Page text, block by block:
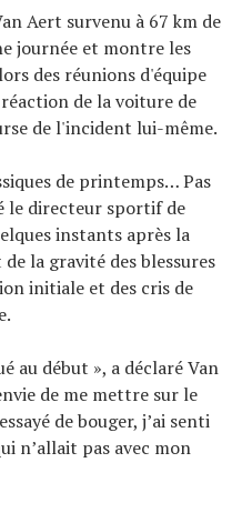
Aert survenu à 67 km de
journée et montre les
des réunions d'équipe
de la voiture de
de l'incident lui-même.
de printemps… Pas
le directeur sportif de
instants après la
la gravité des blessures
initiale et des cris de
au début », a déclaré Van
de me mettre sur le
de bouger, j’ai senti
n’allait pas avec mon